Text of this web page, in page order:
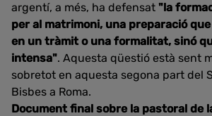
argentí, a més, ha defensat "la
per al matrimoni, una preparació
en un tràmit o una formalitat, sinó
intensa". Aquesta qüestió està sent
sobretot en aquesta segona part del
Bisbes a Roma.
Document final sobre la pastoral de